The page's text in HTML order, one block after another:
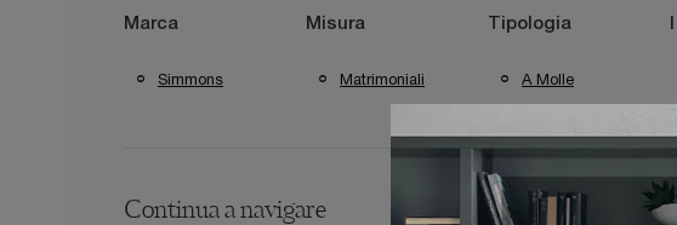
Marca
Simmons
Misura
Matrimoniali
Tipologia
A Molle
Continua a navigare